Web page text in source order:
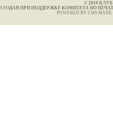
© 2010
СОЗДАН ПРИ ПОДДЕРЖКЕ КОМИТЕТА ПО
POWERED BY CMS MADE